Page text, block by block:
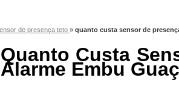
de presença teto » quanto custa sensor de
Quanto Custa
Alarme Embu